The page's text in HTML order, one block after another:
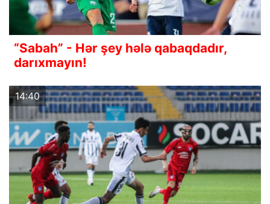
“Sabah” - Hər şey hələ qabaqdadır,
darıxmayın!
14:40